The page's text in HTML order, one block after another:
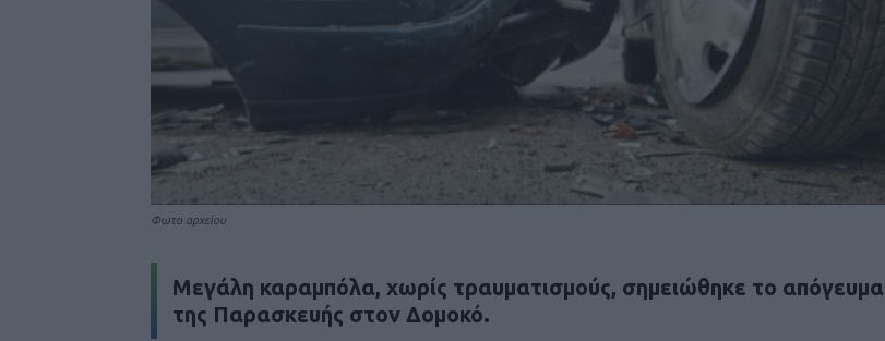
Φωτο αρχείου
Μεγάλη καραμπόλα, χωρίς τραυματισμούς, σημειώθηκε το απόγευμα
της Παρασκευής στον Δομοκό.